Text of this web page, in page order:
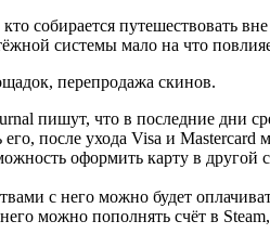
собирается путешествовать
системы мало на что
перепродажа скинов.
пишут, что в последние дни
после ухода Visa и Mastercard
оформить карту в другой
с него можно будет
можно пополнять счёт в